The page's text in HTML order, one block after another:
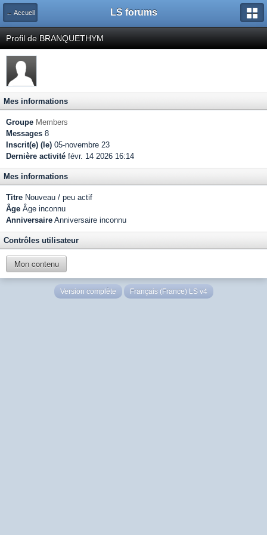
← Accueil LS forums
Profil de BRANQUETHYM
Mes informations
Groupe Members
Messages 8
Inscrit(e) (le) 05-novembre 23
Dernière activité févr. 14 2026 16:14
Mes informations
Titre Nouveau / peu actif
Âge Âge inconnu
Anniversaire Anniversaire inconnu
Contrôles utilisateur
Mon contenu
Version complète Français (France) LS v4